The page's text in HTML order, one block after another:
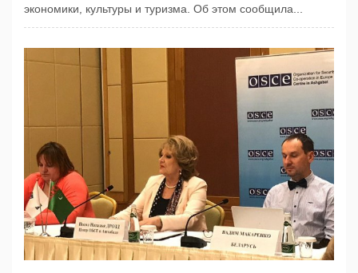
экономики, культуры и туризма. Об этом сообщила...